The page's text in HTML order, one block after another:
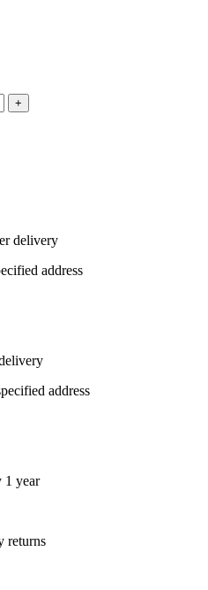
delivery
address
address
1 year
returns